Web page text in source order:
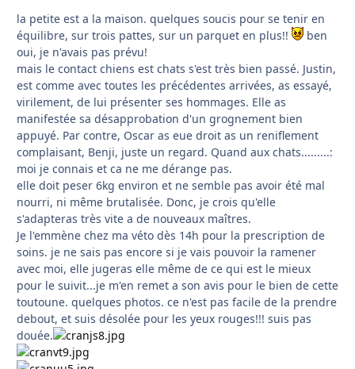
la petite est a la maison. quelques soucis pour se tenir en
équilibre, sur trois pattes, sur un parquet en plus!!
ben
oui, je n'avais pas prévu!
mais le contact chiens est chats s'est très bien passé. Justin,
est comme avec toutes les précédentes arrivées, as essayé,
virilement, de lui présenter ses hommages. Elle as
manifestée sa désapprobation d'un grognement bien
appuyé. Par contre, Oscar as eue droit as un reniflement
complaisant, Benji, juste un regard. Quand aux chats.........:
moi je connais et ca ne me dérange pas.
elle doit peser 6kg environ et ne semble pas avoir été mal
nourri, ni même brutalisée. Donc, je crois qu'elle
s'adapteras très vite a de nouveaux maîtres.
Je l'emmène chez ma véto dès 14h pour la prescription de
soins. je ne sais pas encore si je vais pouvoir la ramener
avec moi, elle jugeras elle même de ce qui est le mieux
pour le suivit...je m'en remet a son avis pour le bien de cette
toutoune. quelques photos. ce n'est pas facile de la prendre
debout, et suis désolée pour les yeux rouges!!! suis pas
douée.